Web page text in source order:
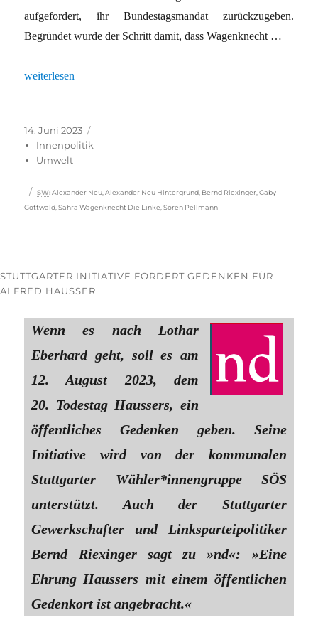
aufgefordert, ihr Bundestagsmandat zurückzugeben.
Begründet wurde der Schritt damit, dass Wagenknecht …
„Mandat zurückgefordert: Hat die Linke ohne Sahra
weiterlesen
Veröffentlicht
am
14. Juni 2023
Innenpolitik
Umwelt
Schlagwörter
SW: Alexander Neu ,Alexander Neu Hintergrund Bernd Riexinger ,Gaby
Gottwald ,Sahra Wagenknecht Die Linke ,Sören Pellmann
STUTTGARTER INITIATIVE FORDERT GEDENKEN FÜR
ALFRED HAUSSER
Wenn es nach Lothar
Eberhard geht, soll es am
12. August 2023, dem
20. Todestag Haussers, ein
öffentliches Gedenken geben. Seine
Initiative wird von der kommunalen
Stuttgarter Wähler*innengruppe SÖS
unterstützt. Auch der Stuttgarter
Gewerkschafter und Linksparteipolitiker
Bernd Riexinger sagt zu »nd«: »Eine
Ehrung Haussers mit einem öffentlichen
Gedenkort ist angebracht.«